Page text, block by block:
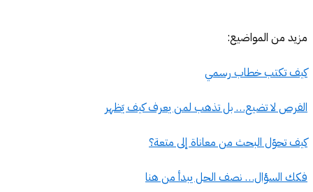
مزيد من المواضيع:
كيف تكتب خطاب رسمي
الفرص لا تضيع… بل تذهب لمن يعرف كيف يَظهر
كيف تحوّل البحث من معاناة إلى متعة؟
فكك السؤال… نصف الحل يبدأ من هنا